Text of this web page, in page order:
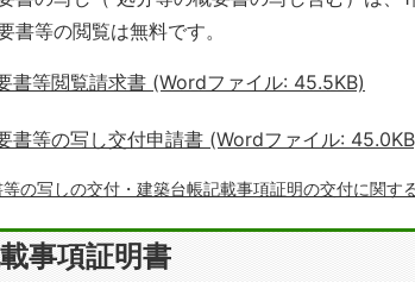
書等の閲覧は無料です。
書等閲覧請求書 (Wordファイル: 45.5KB)
書等の写し交付申請書 (Wordファイル:
の写しの交付・建築台帳記載事項証明の交付に関す
事項証明書